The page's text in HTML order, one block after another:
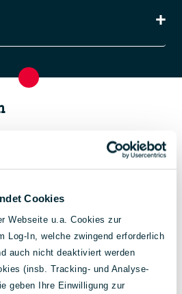
Cookies
Webseite u.a. Cookies zur
Log-In, welche zwingend erforderlich
auch nicht deaktiviert werden
(insb. Tracking- und Analyse-
geben Ihre Einwilligung zur